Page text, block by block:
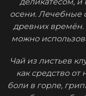
деликатесом,
осени. Лечебные
древних
можно
Чай из листьев
как средство
боли в горле,